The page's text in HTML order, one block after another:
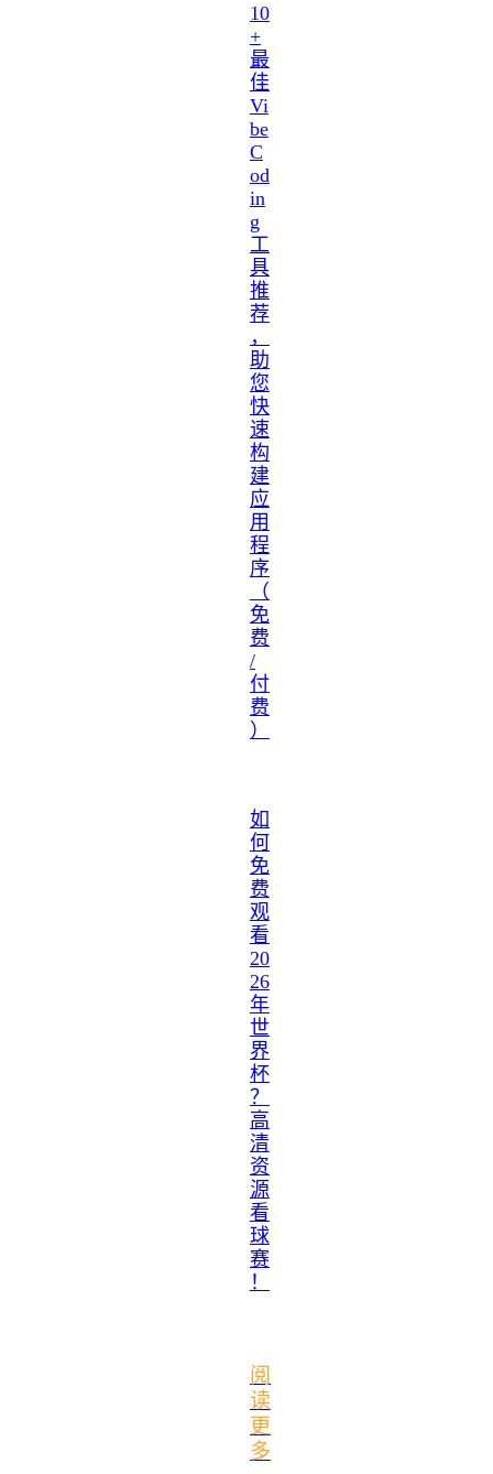
10
+
最
佳
Vi
be
C
od
in
g
工
具
推
荐
，
助
您
快
速
构
建
应
用
程
序
（
免
费
/
付
费
）
如
何
免
费
观
看
20
26
年
世
界
杯
？
高
清
资
源
看
球
赛
！
阅
读
更
多